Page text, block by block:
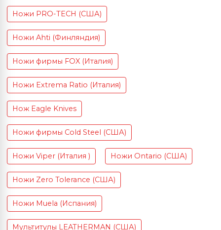
Ножи PRO-TECH (США)
Ножи Ahti (Финляндия)
Ножи фирмы FOX (Италия)
Ножи Extrema Ratio (Италия)
Нож Eagle Knives
Ножи фирмы Cold Steel (США)
Ножи Viper (Италия ) Ножи Ontario (США)
Ножи Zero Tolerance (США)
Ножи Muela (Испания)
Мультитулы LEATHERMAN (США)